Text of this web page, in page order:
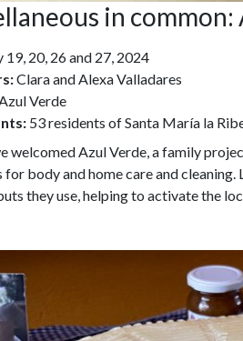
in common:
19, 20, 26 and 27, 2024
Clara and Alexa Valladares
Verde
53 residents of Santa María la
welcomed Azul Verde, a family
body and home care and
they use, helping to activate the